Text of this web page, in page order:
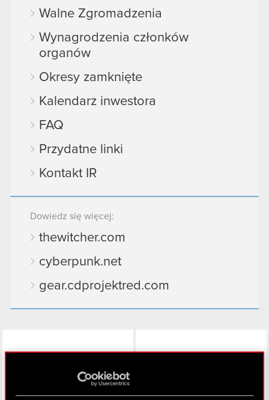
Walne Zgromadzenia
Wynagrodzenia członków
organów
Okresy zamknięte
Kalendarz inwestora
FAQ
Przydatne linki
Kontakt IR
Dowiedz się więcej:
thewitcher.com
cyberpunk.net
gear.cdprojektred.com